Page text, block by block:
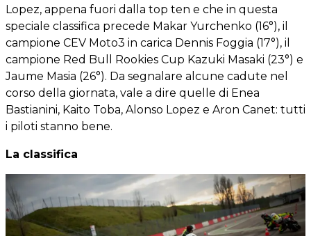
Lopez, appena fuori dalla top ten e che in questa
speciale classifica precede Makar Yurchenko (16°), il
campione CEV Moto3 in carica Dennis Foggia (17°), il
campione Red Bull Rookies Cup Kazuki Masaki (23°) e
Jaume Masia (26°). Da segnalare alcune cadute nel
corso della giornata, vale a dire quelle di Enea
Bastianini, Kaito Toba, Alonso Lopez e Aron Canet: tutti
i piloti stanno bene.
La classifica